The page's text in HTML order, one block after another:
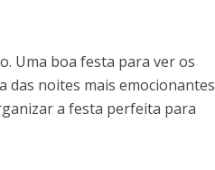
Uma boa festa para ver os
das noites mais emocionantes
a festa perfeita para